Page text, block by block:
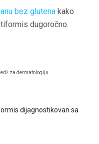
bez glutena kako
dugoročno.
za dermatologiju.
dijagnostikovan sa